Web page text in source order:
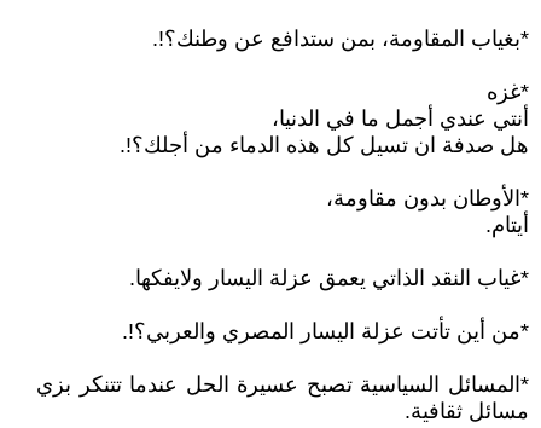
*بغياب المقاومة، بمن ستدافع عن وطنك؟!.
*غزه
أنتي عندي أجمل ما في الدنيا،
هل صدفة ان تسيل كل هذه الدماء من أجلك؟!.
*الأوطان بدون مقاومة،
أيتام.
*غياب النقد الذاتي يعمق عزلة اليسار ولايفكها.
*من أين تأتت عزلة اليسار المصري والعربي؟!.
*المسائل السياسية تصبح عسيرة الحل عندما تتنكر بزي
مسائل ثقافية.